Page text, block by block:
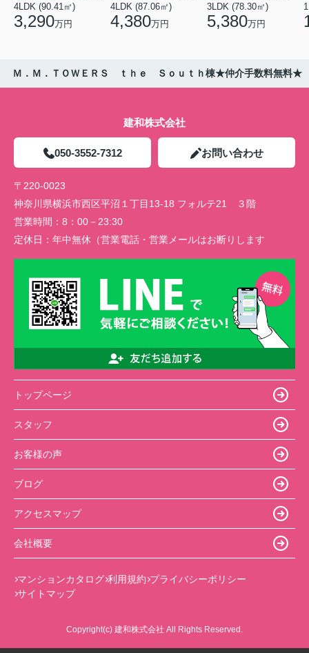
4LDK (90.41㎡)
3,290万円
4LDK (87.06㎡)
4,380万円
3LDK (78.30㎡)
5,380万円
Ｍ．Ｍ．ＴＯＷＥＲＳ ｔｈｅ Ｓｏｕｔｈ棟★仲介手数料無料★
建和株式会社
050-3552-7312 お問い合わせ
〒220-0023
神奈川県横浜市西区平沼１丁目13-18 フォルテ21 ３階
営業時間： 8：00－23:30
定休日： 年中無休（営業電話・営業メールはお断りします
トップページ
スタッフ
お客様の声
ブログ
アクセスマップ
会社概要
マンションカタログ 利用規約 プライバシーポリシー
サイトマップ
Copyright(c) 建和株式会社 All Rights Reserved.